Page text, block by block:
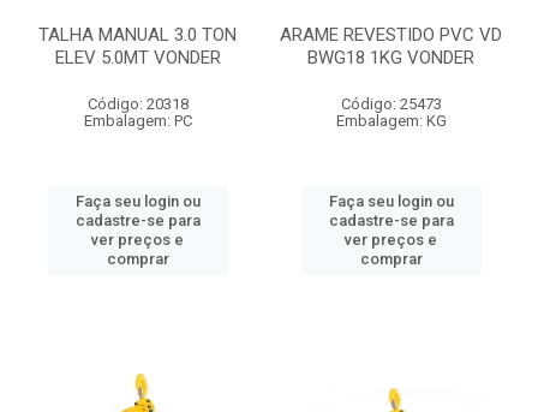
TALHA MANUAL 3.0 TON
ELEV 5.0MT VONDER
Código: 20318
Embalagem: PC
Faça seu login ou
cadastre-se para
ver preços e
comprar
ARAME REVESTIDO PVC VD
BWG18 1KG VONDER
Código: 25473
Embalagem: KG
Faça seu login ou
cadastre-se para
ver preços e
comprar